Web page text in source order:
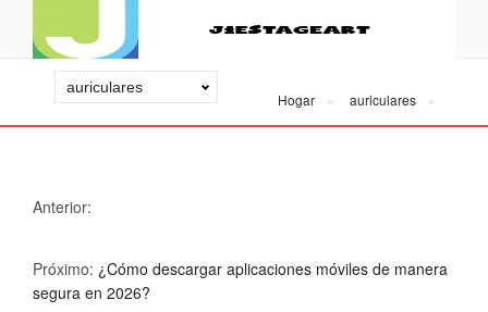
Hogar auriculares
Anterior:
Próximo: ¿Cómo descargar aplicaciones móviles de manera
segura en 2026?